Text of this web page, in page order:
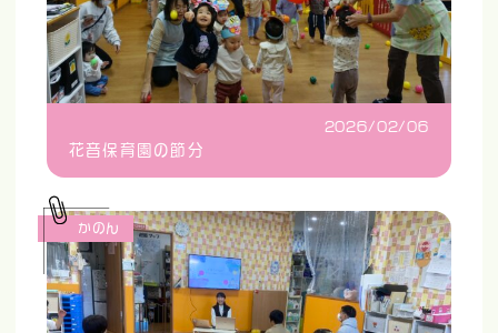
2026/02/06
花音保育園の節分
かのん